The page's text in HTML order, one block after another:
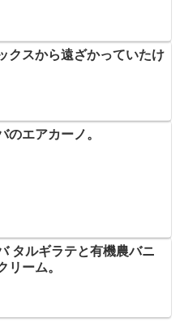
クスから遠ざかっていたけ
のエアカーノ。
タルギラテと有機農バニ
リーム。